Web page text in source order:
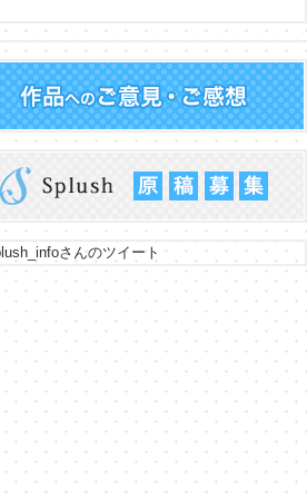
さんのツイート